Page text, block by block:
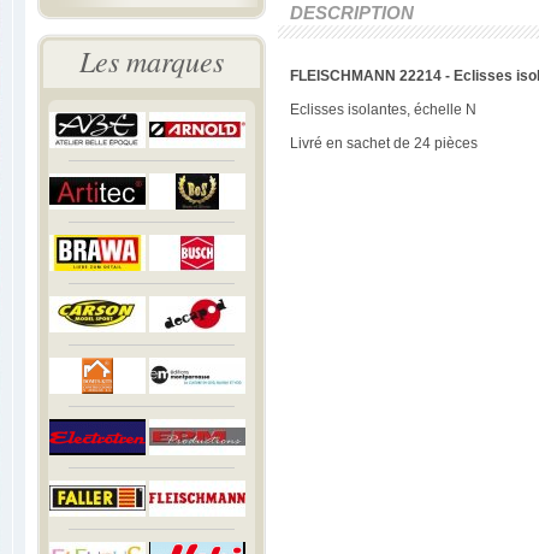
Les marques
DESCRIPTION
FLEISCHMANN 22214 - Eclisses
Eclisses isolantes, échelle N
Livré en sachet de 24 pièces